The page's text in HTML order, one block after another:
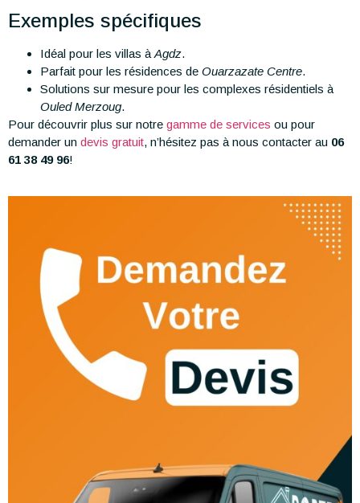
Exemples spécifiques
Idéal pour les villas à Agdz.
Parfait pour les résidences de Ouarzazate Centre.
Solutions sur mesure pour les complexes résidentiels à
Ouled Merzoug.
Pour découvrir plus sur notre gamme de services ou pour
demander un devis gratuit, n’hésitez pas à nous contacter au 06
61 38 49 96!